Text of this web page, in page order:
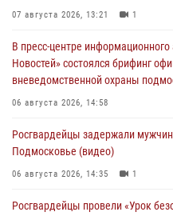
07 августа 2026, 13:21 1
В пресс-центре
Новостей» состоялся брифинг
вневедомственной охраны
06 августа 2026, 14:58
Росгвардейцы задержали
Подмосковье (видео)
06 августа 2026, 14:35 1
Росгвардейцы провели «Урок